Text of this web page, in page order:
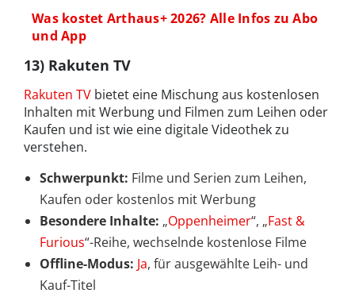
Was kostet Arthaus+ 2026? Alle Infos zu Abo
und App
13) Rakuten TV
Rakuten TV bietet eine Mischung aus kostenlosen
Inhalten mit Werbung und Filmen zum Leihen oder
Kaufen und ist wie eine digitale Videothek zu
verstehen.
Schwerpunkt: Filme und Serien zum Leihen,
Kaufen oder kostenlos mit Werbung
Besondere Inhalte: „Oppenheimer“, „Fast &
Furious“-Reihe, wechselnde kostenlose Filme
Offline-Modus: Ja, für ausgewählte Leih- und
Kauf-Titel